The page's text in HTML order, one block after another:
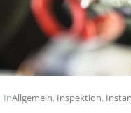
InAllgemein, Inspektion,